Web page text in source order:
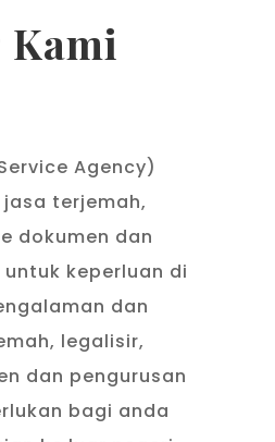
Kami
Agency)
terjemah,
dokumen dan
keperluan di
dan
legalisir,
dan pengurusan
bagi anda